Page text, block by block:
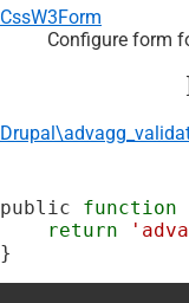
CssW3Form
Configure form
public function
return
}